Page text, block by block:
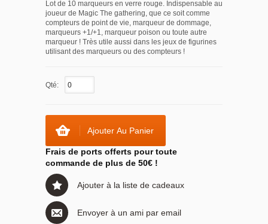
Lot de 10 marqueurs en verre rouge. Indispensable au
joueur de Magic The gathering, que ce soit comme
compteurs de point de vie, marqueur de dommage,
marqueurs +1/+1, marqueur poison ou toute autre
marqueur ! Très utile aussi dans les jeux de figurines
utilisant des marqueurs ou des compteurs !
Qté:
Ajouter Au Panier
Frais de ports offerts pour toute
commande de plus de 50€ !
Ajouter à la liste de cadeaux
Envoyer à un ami par email